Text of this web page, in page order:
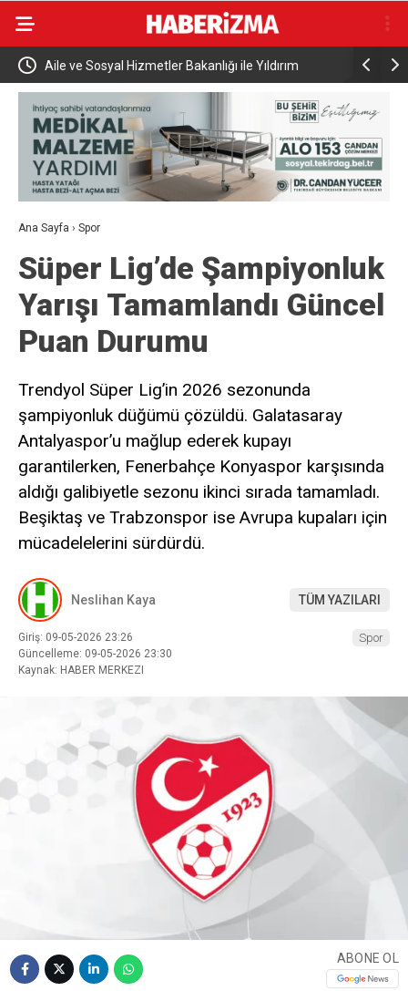
Bakan Kurum’un katılımıyla Hatay’da 8 bin 500 hak
sahibinin konutu belirlendi
Ana Sayfa › Spor
Süper Lig’de Şampiyonluk
Yarışı Tamamlandı Güncel
Puan Durumu
Trendyol Süper Lig’in 2026 sezonunda
şampiyonluk düğümü çözüldü. Galatasaray
Antalyaspor’u mağlup ederek kupayı
garantilerken, Fenerbahçe Konyaspor karşısında
aldığı galibiyetle sezonu ikinci sırada tamamladı.
Beşiktaş ve Trabzonspor ise Avrupa kupaları için
mücadelelerini sürdürdü.
Neslihan Kaya TÜM YAZILARI
Giriş: 09-05-2026 23:26
Güncelleme: 09-05-2026 23:30
Kaynak: HABER MERKEZI
Spor
ABONE OL